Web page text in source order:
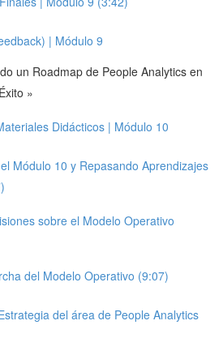
| Módulo 9
un Roadmap de People Analytics en
»
Didácticos | Módulo 10
Módulo 10 y Repasando Aprendizajes
sobre el Modelo Operativo
del Modelo Operativo (9:07)
del área de People Analytics